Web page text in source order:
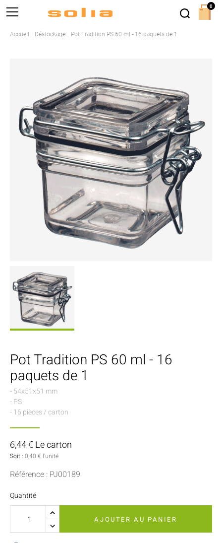
Accueil Déstockage Pot Tradition PS 60 ml - 16 paquets de 1
Pot Tradition PS 60 ml - 16
paquets de 1
- 54x51x51 mm
- PS
- 16 pièces / carton
6,44 € Le carton
Soit : 0,40 € l'unité
Référence : PJ00189
Quantité
AJOUTER AU PANIER
0